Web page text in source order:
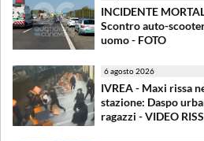
INCIDENTE
Scontro auto-
uomo - FOTO
6 agosto 2026
IVREA - Maxi rissa
stazione: Daspo
ragazzi - VIDEO